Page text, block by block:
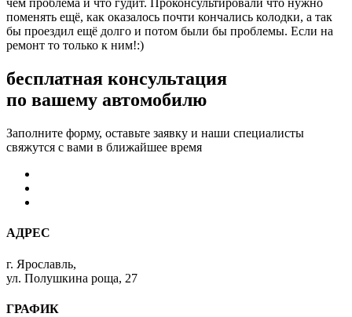
чем проблема и что гудит. Проконсультировали что нужно
поменять ещё, как оказалось почти кончались колодки, а так
бы проездил ещё долго и потом были бы проблемы. Если на
ремонт то только к ним!:)
бесплатная консультация
по вашему автомобилю
Заполните форму, оставьте заявку и наши специалисты
свяжутся с вами в ближайшее время
АДРЕС
г. Ярославль,
ул. Полушкина роща, 27
ГРАФИК